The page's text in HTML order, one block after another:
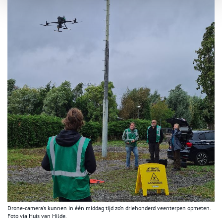
Drone-camera’s kunnen in één middag tijd zo’n driehonderd veenterpen opmeten.
Foto via Huis van Hilde.